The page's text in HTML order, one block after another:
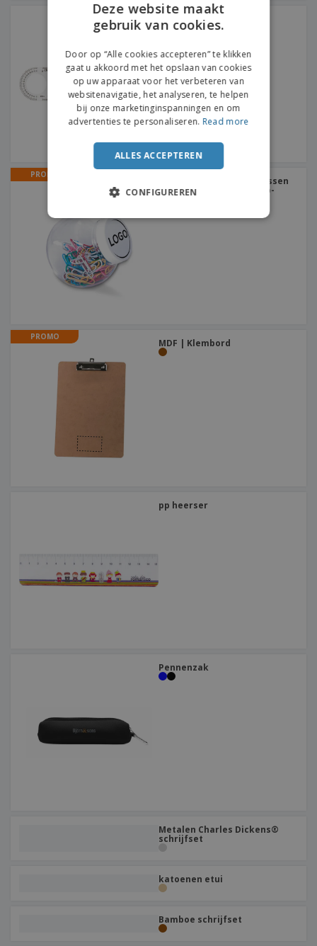
PS liniaal
PROMO
Cliphouder voor mini-flessen
in 100 flessen | Paperclip-
dispenser
PROMO
MDF | Klembord
pp heerser
Pennenzak
Metalen Charles Dickens®
schrijfset
katoenen etui
Bamboe schrijfset
ENGLISH
DUTCH
PORTUGUESE
SPANISH
ITALIAN
Deze website maakt
gebruik van cookies.
Door op “Alle cookies accepteren” te klikken
gaat u akkoord met het opslaan van cookies
op uw apparaat voor het verbeteren van
websitenavigatie, het analyseren, te helpen
bij onze marketinginspanningen en om
advertenties te personaliseren. Read more
ALLES ACCEPTEREN
CONFIGUREREN